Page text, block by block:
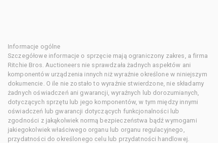
Informacje ogólne
Szczegółowe informacje o sprzęcie mają ograniczony zakres, a firma
Ritchie Bros. Auctioneers nie sprawdzała żadnych aspektów ani
komponentów urządzenia innych niż wyraźnie określone w niniejszym
dokumencie. O ile nie zostało to wyraźnie stwierdzone, nie składamy
żadnych oświadczeń ani gwarancji, wyraźnych lub dorozumianych,
dotyczących sprzętu lub jego komponentów, w tym między innymi
oświadczeń lub gwarancji dotyczących funkcjonalności lub
zgodności z jakąkolwiek normą bezpieczeństwa bądź wymogami
jakiegokolwiek właściwego organu lub organu regulacyjnego,
przydatności do określonego celu lub przydatności handlowej.